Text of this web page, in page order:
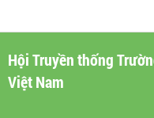
Hội Truyền thống
Việt Nam